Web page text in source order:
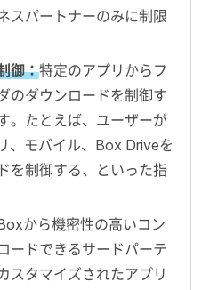
スパートナーのみに制限
御：特定のアプリからフ
のダウンロードを制御す
。たとえば、ユーザーが
、モバイル、Box Driveを
を制御する、といった指
から機密性の高いコン
ードできるサードパーテ
スタマイズされたアプリ